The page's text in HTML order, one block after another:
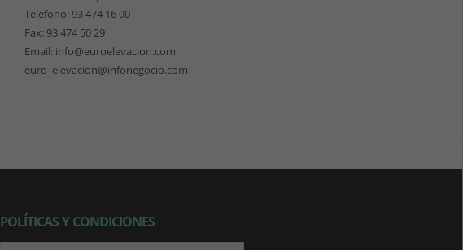
Telefono: 93 474 16 00
Fax: 93 474 50 29
Email: info@euroelevacion.com
euro_elevacion@infonegocio.com
POLÍTICAS Y CONDICIONES